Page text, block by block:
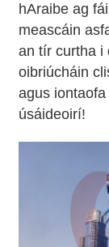
hAraibe ag
meascáin
an tír curtha i
oibriúcháin
agus
úsáideoirí!